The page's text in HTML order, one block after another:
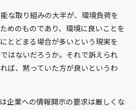
な取り組みの大半が、環境負荷を
めのものであり、環境に良いことを
とどまる場合が多いという現実を
はないだろうか。それで訴えられ
ば、黙っていた方が良いというわ
企業への情報開示の要求は厳しくな